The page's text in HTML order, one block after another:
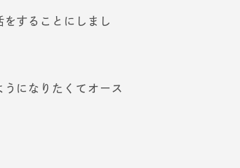
することにしまし
になりたくてオース